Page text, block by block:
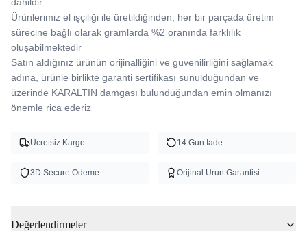
Ürünlerimiz el işçiliği ile üretildiğinden, her bir parçada üretim
sürecine bağlı olarak gramlarda %2 oranında farklılık
oluşabilmektedir
Satın aldığınız ürünün orijinalliğini ve güvenilirliğini sağlamak
adına, ürünle birlikte garanti sertifikası sunulduğundan ve
üzerinde KARALTIN damgası bulunduğundan emin olmanızı
önemle rica ederiz
Ucretsiz Kargo 14 Gun Iade
3D Secure Odeme Orijinal Urun Garantisi
Değerlendirmeler